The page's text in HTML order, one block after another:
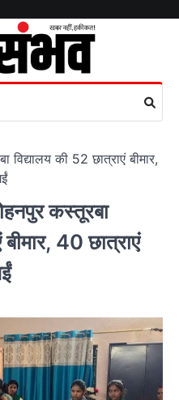
की 52 छात्राएं बीमार,
कस्तूरबा
40 छात्राएं